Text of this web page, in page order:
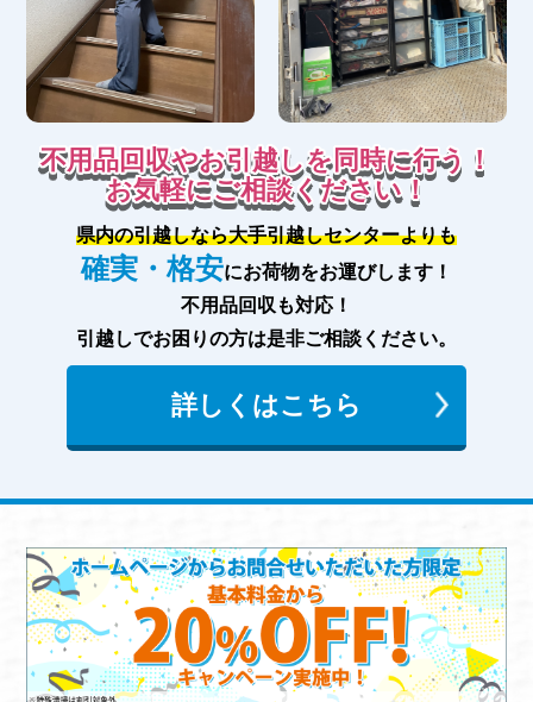
不用品回収やお引越しを同時に行う！
お気軽にご相談ください！
県内の引越しなら大手引越しセンターよりも
確実・格安にお荷物をお運びします！
不用品回収も対応！
引越しでお困りの方は是非ご相談ください。
詳しくはこちら